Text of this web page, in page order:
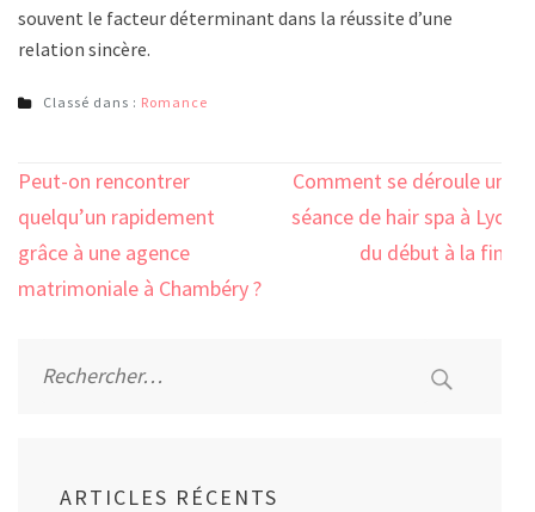
souvent le facteur déterminant dans la réussite d’une
relation sincère.
Classé dans : Romance
Navigation
de
l’article
Peut-on rencontrer
quelqu’un rapidement
grâce à une agence
matrimoniale à Chambéry ?
Comment se déroule une
séance de hair spa à Lyon
du début à la fin ?
ARTICLES RÉCENTS